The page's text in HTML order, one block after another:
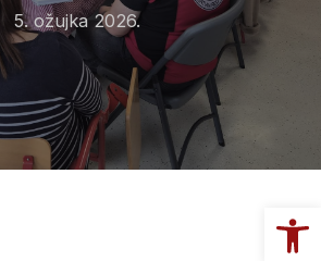
5. ožujka 2026.